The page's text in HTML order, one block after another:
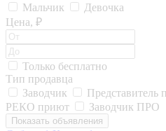
Мальчик
Девочка
Цена, ₽
Только бесплатно
Тип продавца
Заводчик
Представитель
РЕКО приют
Заводчик ПРО
Показать объявления